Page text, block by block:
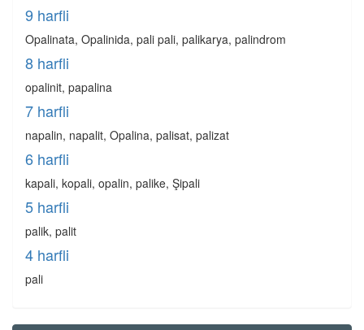
9 harfli
Opalinata, Opalinida, pali pali, palikarya, palindrom
8 harfli
opalinit, papalina
7 harfli
napalin, napalit, Opalina, palisat, palizat
6 harfli
kapali, kopali, opalin, palike, Şipali
5 harfli
palik, palit
4 harfli
pali